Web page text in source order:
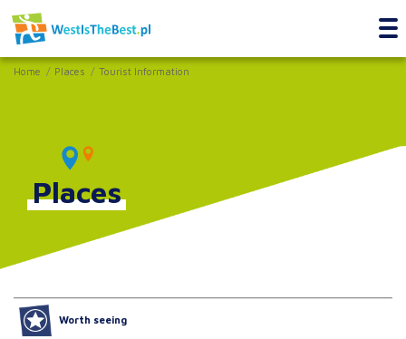
Home Places Tourist Information
Places
Worth seeing